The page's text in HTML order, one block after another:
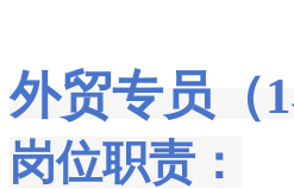
外贸专员（1
岗位职责：